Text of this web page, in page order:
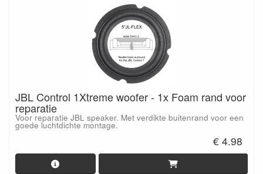
JBL Control 1Xtreme woofer - 1x Foam rand voor
reparatie
Voor reparatie JBL speaker. Met verdikte buitenrand voor een
goede luchtdichte montage.
€ 4.98